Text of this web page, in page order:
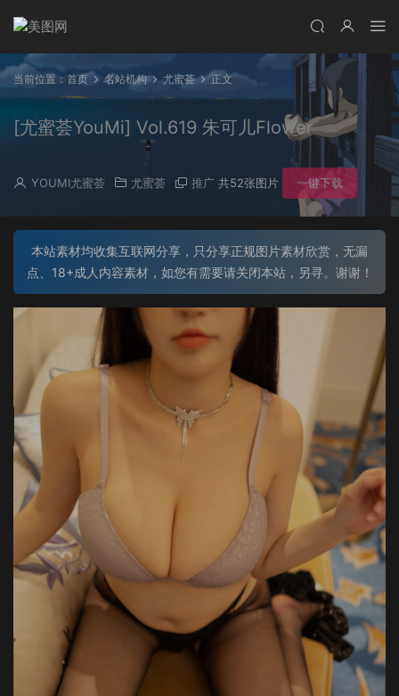
当前位置： 首页 名站机构 尤蜜荟 正文
[尤蜜荟YouMi] Vol.619 朱可儿Flower
YOUMI尤蜜荟 尤蜜荟 推广 共52张图片 一键下载
本站素材均收集互联网分享，只分享正规图片素材欣赏，无漏
点、18+成人内容素材，如您有需要请关闭本站，另寻。谢谢！